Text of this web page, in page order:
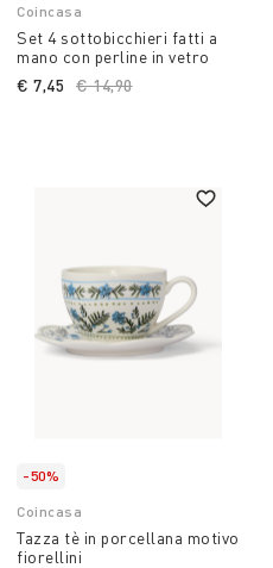
Coincasa
Set 4 sottobicchieri fatti a
mano con perline in vetro
Price reduced from
€ 14,90to
€ 7,45
-50%
Coincasa
Tazza tè in porcellana motivo
fiorellini